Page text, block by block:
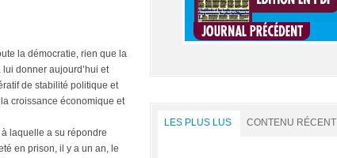
la démocratie, rien que la
lui donner aujourd’hui et
de stabilité politique et
croissance économique et
laquelle a su répondre
en prison, il y a un an, le
LES PLUS LUS CONTENU RÉCENT